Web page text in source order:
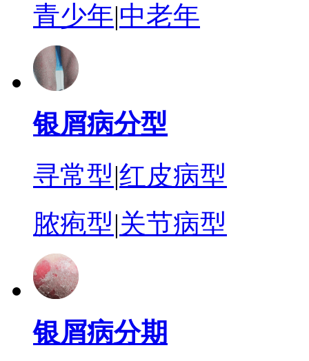
青少年|中老年
银屑病分型
寻常型|红皮病型
脓疱型|关节病型
银屑病分期